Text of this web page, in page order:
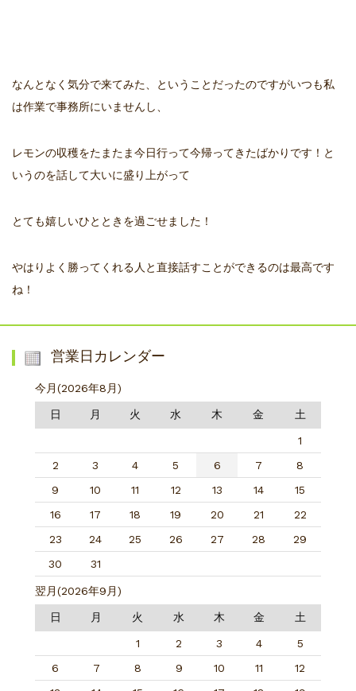
なんとなく気分で来てみた、ということだったのですがいつも私
は作業で事務所にいませんし、
レモンの収穫をたまたま今日行って今帰ってきたばかりです！と
いうのを話して大いに盛り上がって
とても嬉しいひとときを過ごせました！
やはりよく勝ってくれる人と直接話すことができるのは最高です
ね！
営業日カレンダー
今月(2026年8月)
日 月 火 水 木 金 土
1
2
3 4 5 6 7
8
9
10 11 12 13 14
15
16
17 18 19 20 21
22
23
24 25 26 27 28
29
30
31
翌月(2026年9月)
日 月 火 水 木 金 土
1 2 3 4
5
6
7 8 9 10 11
12